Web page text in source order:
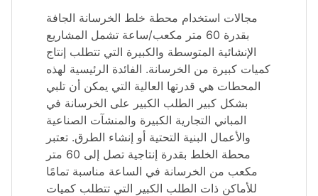
مجالات استخدام محطة خلط الخرسانة الجافة
بقدرة 60 متر مكعب/ساعة تشمل المشاريع
الإنشائية المتوسطة والكبيرة التي تتطلب إنتاج
كميات كبيرة من الخرسانة. الفائدة الرئيسية لهذه
المحطات هي قدرتها العالية التي يمكن أن تلبي
بشكل كبير الطلب الكبير على الخرسانة في
المباني التجارية الكبيرة والمنشآت الصناعية
والأعمال البنية التحتية أو إنشاء الطرق. تعتبر
محطة الخلط بقدرة إنتاجية تصل إلى 60 متر
مكعب من الخرسانة في الساعة مناسبة تمامًا
للأماكن ذات الطلب الكبير التي تتطلب كميات